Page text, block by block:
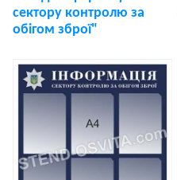
сектору контролю за
обігом зброї"